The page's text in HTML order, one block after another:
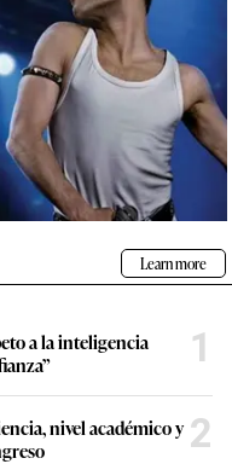
a la inteligencia
1
nivel académico y 2